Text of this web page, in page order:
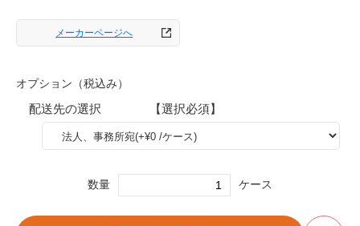
メーカーページへ
オプション（税込み）
配送先の選択 【選択必須】
数量 ケース